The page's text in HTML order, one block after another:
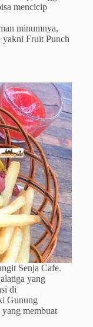
mencicip
minumnya,
yakni Fruit Punch
Senja Cafe.
yang
di
Gunung
membuat